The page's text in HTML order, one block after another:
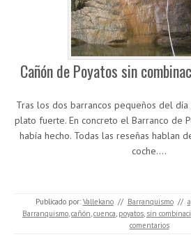
Cañón de Poyatos sin
Tras los dos barrancos pequeños del
plato fuerte. En concreto el Barranco de
había hecho. Todas las reseñas hablan
coche.…
Publicado por: Vallekano // Barranquismo //
Barranquismo,cañón,cuenca, poyatos, sin
comentarios